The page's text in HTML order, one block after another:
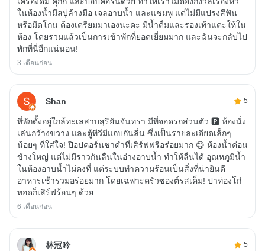
ในห้องน้ำมีสบู่ล้างมือ เจลอาบน้ำ และแชมพู แต่ไม่มีแปรงสีฟัน
หรือมีดโกน ต้องเตรียมมาเองนะคะ มีน้ำดื่มและรองเท้าแตะให้ใน
ห้อง โดยรวมแล้วเป็นการเข้าพักที่ยอดเยี่ยมมาก และฉันจะกลับไป
พักที่นี่อีกแน่นอน!
3 เดือนก่อน
Shan 5
ที่พักตั้งอยู่ใกล้ทะเลสาบสุริยันจันทรา มีที่จอดรถส่วนตัว 🅿️ ห้องนั่ง
เล่นกว้างขวาง และตู้ทีวีมีแถบกันลื่น ซึ่งเป็นรายละเอียดเล็กๆ
น้อยๆ ที่ใส่ใจ! ป๊อปคอร์นชาดำที่เสิร์ฟฟรีอร่อยมาก 😋 ห้องน้ำค่อน
ข้างใหญ่ แต่ไม่มีราวกันลื่นในอ่างอาบน้ำ ทำให้ลื่นได้ อุณหภูมิน้ำ
ในห้องอาบน้ำไม่คงที่ แต่ระบบทำความร้อนเป็นสิ่งที่น่ายินดี
อาหารเช้ารวมอร่อยมาก โดยเฉพาะครัวซองต์รสเค็ม! ปาท่องโก๋
ทอดก็เสิร์ฟร้อนๆ ด้วย
6 เดือนก่อน
林冠吟 5